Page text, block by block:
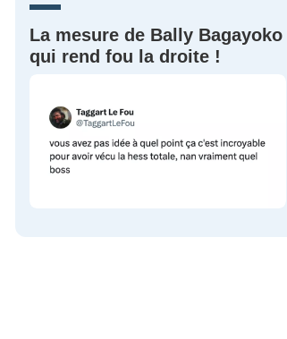
La mesure de Bally Bagayoko
qui rend fou la droite !